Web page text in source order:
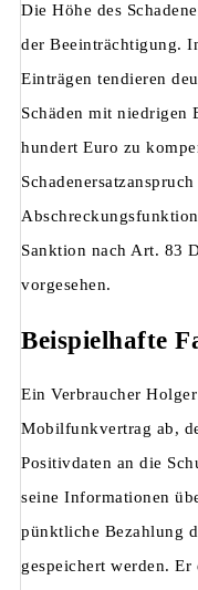
Die Höhe des
der Beeinträchtigung.
Einträgen tendieren
Schäden mit niedrigen
hundert Euro zu
Sanktion nach Art. 83
vorgesehen.
Beispielhafte
Ein Verbraucher
Mobilfunkvertrag ab,
Positivdaten an die
seine Informationen
pünktliche Bezahlung
gespeichert werden.